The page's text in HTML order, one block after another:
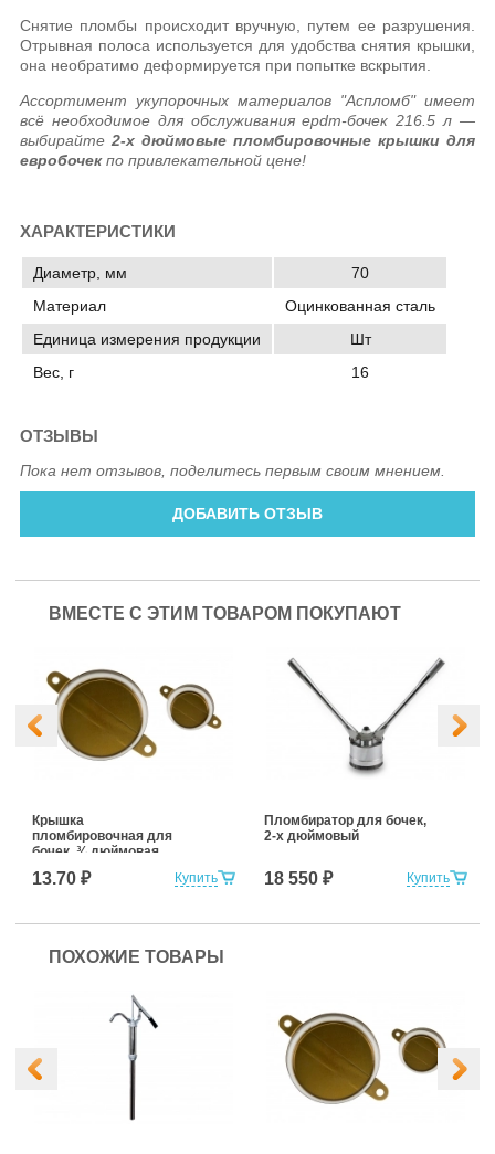
Снятие пломбы происходит вручную, путем ее разрушения.
Отрывная полоса используется для удобства снятия крышки,
она необратимо деформируется при попытке вскрытия.
Ассортимент укупорочных материалов "Аспломб" имеет
всё необходимое для обслуживания epdm-бочек 216.5 л —
выбирайте2-x дюймовые пломбировочные крышки для
евробочекпо привлекательной цене!
ХАРАКТЕРИСТИКИ
Диаметр, мм
70
Материал
Оцинкованная сталь
Единица измерения продукции
Шт
Вес, г
16
ОТЗЫВЫ
Пока нет отзывов, поделитесь первым своим мнением.
ДОБАВИТЬ ОТЗЫВ
ВМЕСТЕ С ЭТИМ ТОВАРОМ ПОКУПАЮТ
Купить
Крышка
пломбировочная для
бочек, ¾ дюймовая
13.70 ₽ Купить
Пломбиратор для бочек,
2-х дюймовый
18 550 ₽
ПОХОЖИЕ ТОВАРЫ